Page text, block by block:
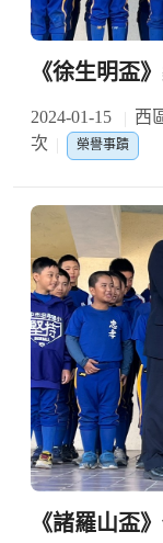
《徐生明盃
2024-01-15 西
次
榮譽事蹟
《諸羅山盃